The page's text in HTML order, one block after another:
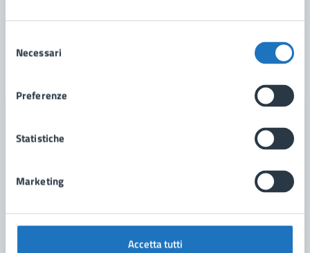
delNecessari
Preferenze
Statistiche
Marketing
Accetta tutti
LEGGI DI PIÙ